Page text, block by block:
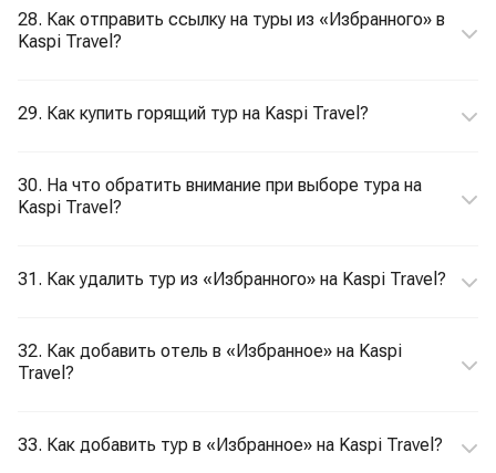
28. Как отправить ссылку на туры из «Избранного» в
Kaspi Travel?
29. Как купить горящий тур на Kaspi Travel?
30. На что обратить внимание при выборе тура на
Kaspi Travel?
31. Как удалить тур из «Избранного» на Kaspi Travel?
32. Как добавить отель в «Избранное» на Kaspi
Travel?
33. Как добавить тур в «Избранное» на Kaspi Travel?